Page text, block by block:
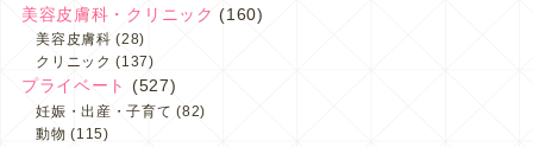
美容皮膚科・クリニック (160)
美容皮膚科 (28)
クリニック (137)
プライベート (527)
妊娠・出産・子育て (82)
動物 (115)